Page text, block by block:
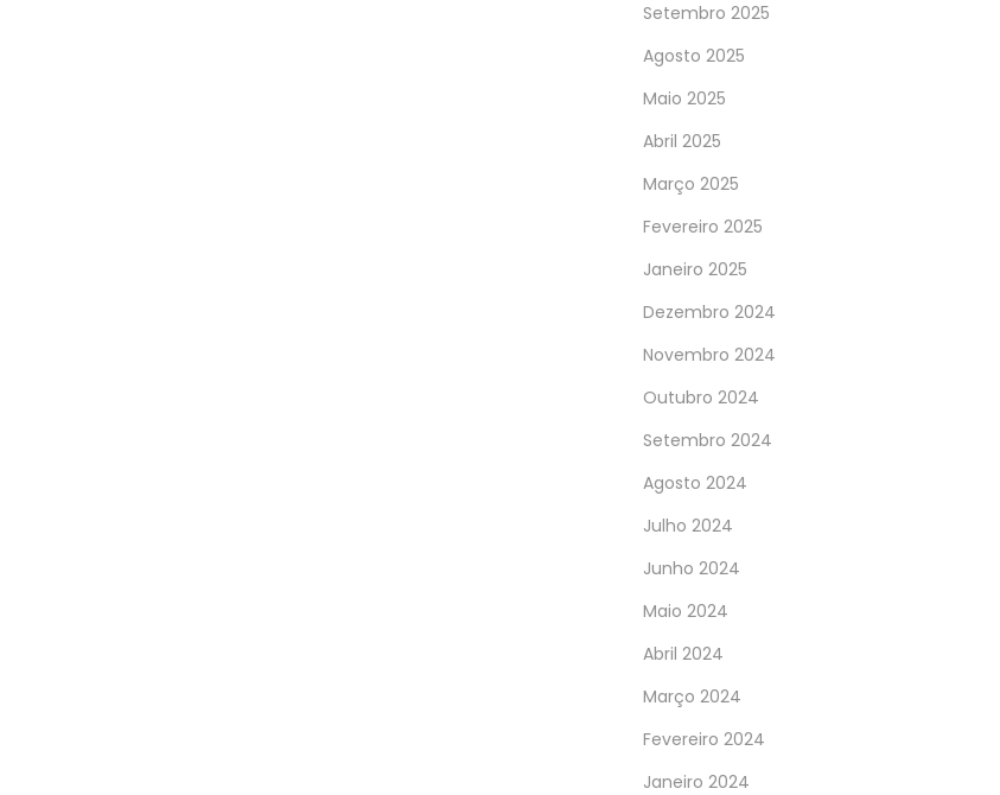
Setembro 2025
Agosto 2025
Maio 2025
Abril 2025
Março 2025
Fevereiro 2025
Janeiro 2025
Dezembro 2024
Novembro 2024
Outubro 2024
Setembro 2024
Agosto 2024
Julho 2024
Junho 2024
Maio 2024
Abril 2024
Março 2024
Fevereiro 2024
Janeiro 2024